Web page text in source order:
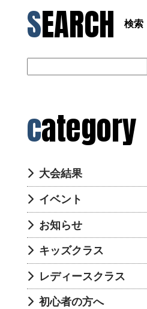
SEARCH 検索
category
大会結果
イベント
お知らせ
キッズクラス
レディースクラス
初心者の方へ